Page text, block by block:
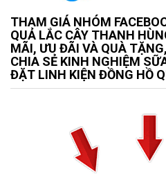
THAM GIÁ NHÓM
QUẢ LẮC CÂY THANH
MÃI, ƯU ĐÃI VÀ QUÀ
CHIA SẺ KINH NGHIỆM
ĐẶT LINH KIỆN ĐỒNG HỒ